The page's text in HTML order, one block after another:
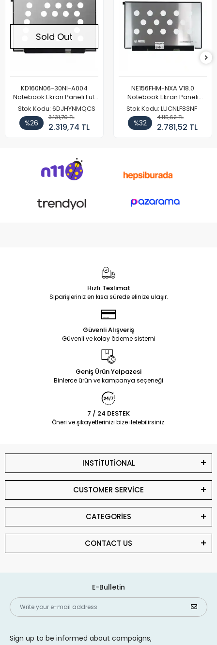
Sold Out
KD160N06-30NI-A004
Notebook Ekran Paneli Full
HD
Stok Kodu: 6DJHYNMQCS
%26
3.131,70 TL
2.319,74 TL
NE156FHM-NXA V18.0
Notebook Ekran Paneli
144Hz
Stok Kodu: LUCNLF83NF
%32
4.115,62 TL
2.781,52 TL
Hızlı Teslimat
Siparişleriniz en kısa sürede elinize ulaşır.
Güvenli Alışveriş
Güvenli ve kolay ödeme sistemi
Geniş Ürün Yelpazesi
Binlerce ürün ve kampanya seçeneği
7 / 24 DESTEK
Öneri ve şikayetlerinizi bize iletebilirsiniz.
INSTİTUTİONAL
CUSTOMER SERVİCE
CATEGORİES
CONTACT US
E-Bulletin
Sign up to be informed about campaigns,